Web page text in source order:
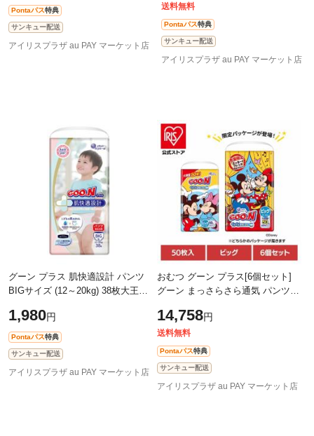
パ
Pontaパス特典
サンキュー配送
アイリスプラザ au PAY マーケット店
用
送料無料
Pontaパス特典
サンキュー配送
アイリスプラザ au PAY マーケット店
グーン プラス 肌快適設計 パンツ
BIGサイズ (12～20kg) 38枚大王製
ちゃん なめらか GOO.N グ～ン 紙
1,980円
Pontaパス特典
サンキュー配送
アイリスプラザ au PAY マーケット店
おむつ グーン プラス[6個セット]
グーン まっさらさら通気 パンツ
枚×6) 男女共用 大王製紙 大王製紙
14,758円
送料無料
Pontaパス特典
サンキュー配送
アイリスプラザ au PAY マーケット店